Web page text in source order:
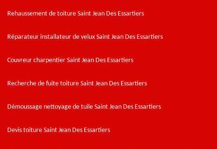
Rehaussement de toiture Saint Jean Des Essartiers
Réparateur installateur de velux Saint Jean Des Essartiers
Couvreur charpentier Saint Jean Des Essartiers
Recherche de fuite toiture Saint Jean Des Essartiers
Démoussage nettoyage de tuile Saint Jean Des Essartiers
Devis toiture Saint Jean Des Essartiers